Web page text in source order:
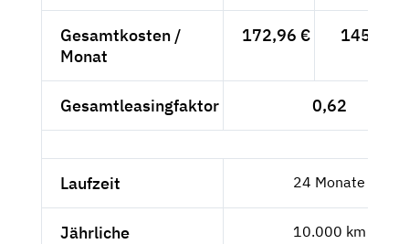
Gesamtkosten /
Monat
172,96 € 145,34 €
Gesamtleasingfaktor 0,62
Laufzeit 24 Monate
Jährliche
10.000 km